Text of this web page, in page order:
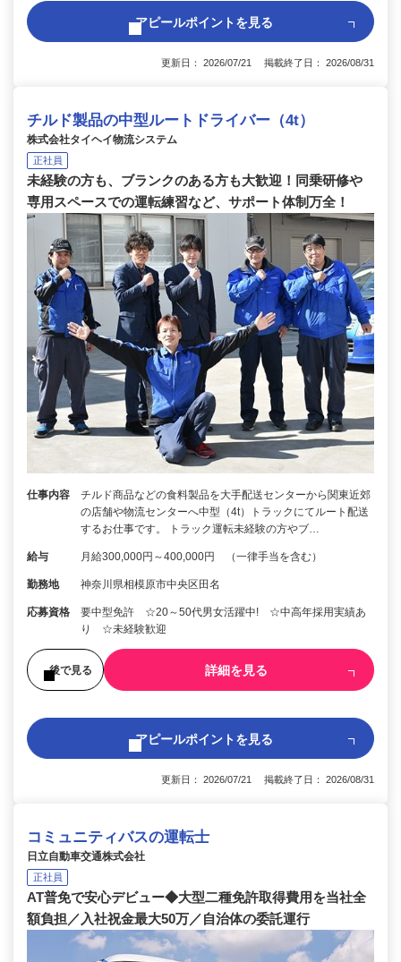
アピールポイントを見る
更新日： 2026/07/21 掲載終了日： 2026/08/31
チルド製品の中型ルートドライバー（4t）
株式会社タイヘイ物流システム
正社員
未経験の方も、ブランクのある方も大歓迎！同乗研修や
専用スペースでの運転練習など、サポート体制万全！
仕事内容
チルド商品などの食料製品を大手配送センターから関東近郊
の店舗や物流センターへ中型（4t）トラックにてルート配送
するお仕事です。 トラック運転未経験の方やブ…
給与 月給300,000円～400,000円 （一律手当を含む）
勤務地 神奈川県相模原市中央区田名
応募資格
要中型免許 ☆20～50代男女活躍中! ☆中高年採用実績あ
り ☆未経験歓迎
後で見る 詳細を見る
アピールポイントを見る
更新日： 2026/07/21 掲載終了日： 2026/08/31
コミュニティバスの運転士
日立自動車交通株式会社
正社員
AT普免で安心デビュー◆大型二種免許取得費用を当社全
額負担／入社祝金最大50万／自治体の委託運行